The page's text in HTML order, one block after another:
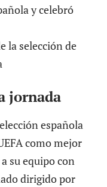
y celebró
jornada
española
como mejor
su equipo con
dirigido por